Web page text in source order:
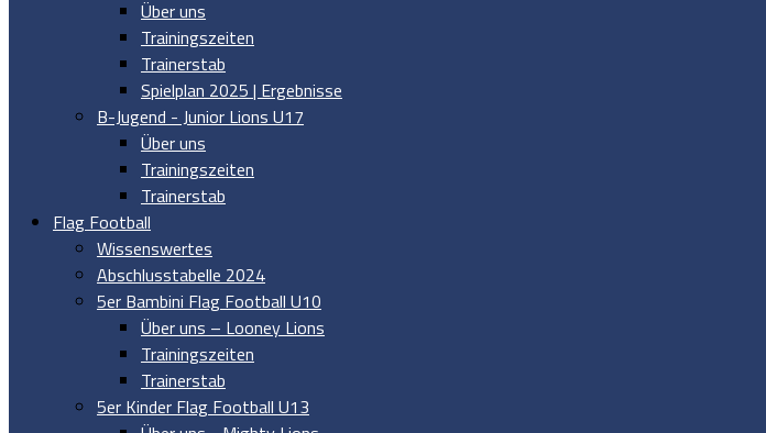
Über uns
Trainingszeiten
Trainerstab
Spielplan 2025 | Ergebnisse
B-Jugend - Junior Lions U17
Über uns
Trainingszeiten
Trainerstab
Flag Football
Wissenswertes
Abschlusstabelle 2024
5er Bambini Flag Football U10
Über uns – Looney Lions
Trainingszeiten
Trainerstab
5er Kinder Flag Football U13